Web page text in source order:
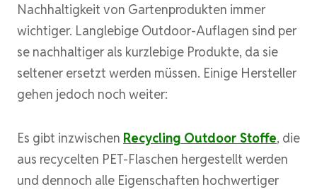
Nachhaltigkeit von Gartenprodukten immer
wichtiger. Langlebige Outdoor-Auflagen sind per
se nachhaltiger als kurzlebige Produkte, da sie
seltener ersetzt werden müssen. Einige Hersteller
gehen jedoch noch weiter:
Es gibt inzwischen Recycling Outdoor Stoffe, die
aus recycelten PET-Flaschen hergestellt werden
und dennoch alle Eigenschaften hochwertiger